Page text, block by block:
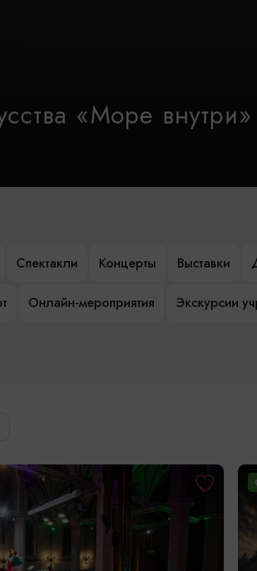
«Море внутри»
Спектакли Концерты Выставки
Онлайн-мероприятия Экскурсии